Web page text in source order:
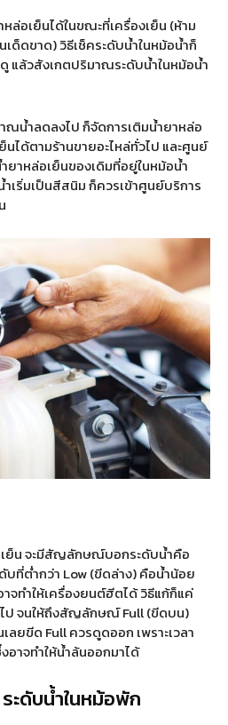
หล่อเย็นได้ในขณะที่เครื่องเย็น (ห้าม
ด็ดขาด) วิธีเช็คระดับน้ำในหม้อน้ำก็
แล้วสังเกตปริมาณระดับน้ำในหม้อน้ำ
ณน้ำลดลงไป ก็จัดการเติมน้ำยาหล่อ
นได้ตามร้านขายอะไหล่ทั่วไป และศูนย์
ยาหล่อเย็นของเดิมที่อยู่ในหม้อน้ำ
เริ่มเป็นสีสนิม ก็ควรเข้าศูนย์บริการ
ย็น จะมีสัญลักษณ์บอกระดับน้ำคือ
บที่ต่ำกว่า Low (ขีดล่าง) คือน้ำน้อย
าจทำให้เครื่องยนต์ฮีตได้ วิธีแก้ก็แค่
ไป จนให้ถึงสัญลักษณ์ Full (ขีดบน)
เลยขีด Full ควรดูดออก เพราะเวลา
อาจทำให้น้ำล้นออกมาได้
ะดับน้ำในหม้อพัก